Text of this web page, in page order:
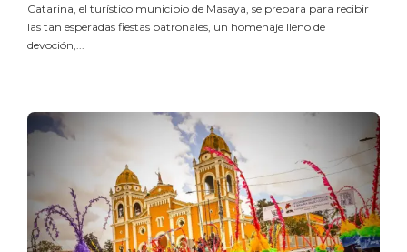
Catarina, el turístico municipio de Masaya, se prepara para recibir
las tan esperadas fiestas patronales, un homenaje lleno de
devoción,...